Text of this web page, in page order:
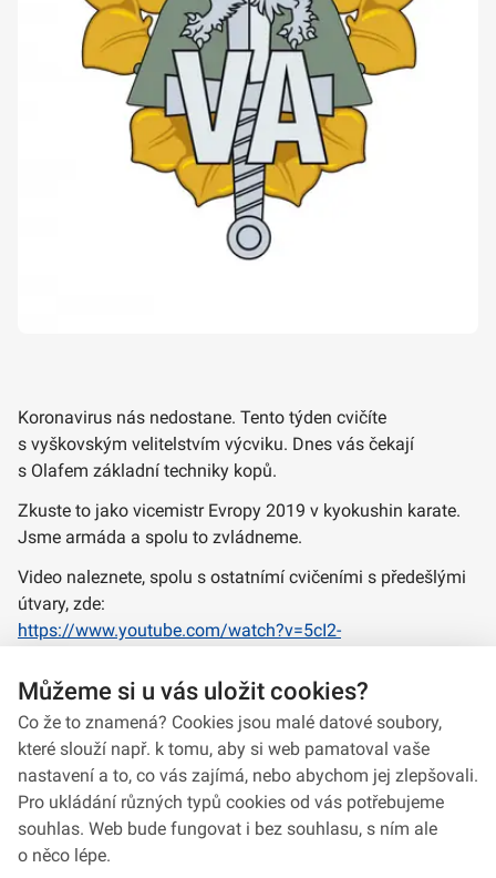
Koronavirus nás nedostane. Tento týden cvičíte
s vyškovským velitelstvím výcviku. Dnes vás čekají
s Olafem základní techniky kopů.
Zkuste to jako vicemistr Evropy 2019 v kyokushin karate.
Jsme armáda a spolu to zvládneme.
Video naleznete, spolu s ostatnímí cvičeními s předešlými
útvary, zde:
https://www.youtube.com/watch?v=5cI2-
1PdCjx6I8bzA0ZfFJOHkcU0E2wG&index=48
Můžeme si u vás uložit cookies?
Co že to znamená? Cookies jsou malé datové soubory,
které slouží např. k tomu, aby si web pamatoval vaše
nastavení a to, co vás zajímá, nebo abychom jej zlepšovali.
Pro ukládání různých typů cookies od vás potřebujeme
souhlas. Web bude fungovat i bez souhlasu, s ním ale
o něco lépe.